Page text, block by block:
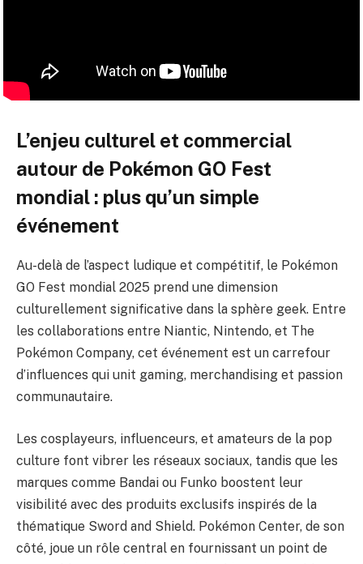
L’enjeu culturel et commercial
autour de Pokémon GO Fest
mondial : plus qu’un simple
événement
Au-delà de l’aspect ludique et compétitif, le Pokémon
GO Fest mondial 2025 prend une dimension
culturellement significative dans la sphère geek. Entre
les collaborations entre Niantic, Nintendo, et The
Pokémon Company, cet événement est un carrefour
d’influences qui unit gaming, merchandising et passion
communautaire.
Les cosplayeurs, influenceurs, et amateurs de la pop
culture font vibrer les réseaux sociaux, tandis que les
marques comme Bandai ou Funko boostent leur
visibilité avec des produits exclusifs inspirés de la
thématique Sword and Shield. Pokémon Center, de son
côté, joue un rôle central en fournissant un point de